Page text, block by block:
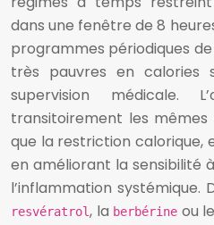
dans une fenêtre de 8
programmes périodiques
très pauvres en calories
supervision médicale.
transitoirement les mêmes
que la restriction calorique,
en améliorant la sensibilité
l’inflammation systémique.
resvératrol, la berbérine ou le